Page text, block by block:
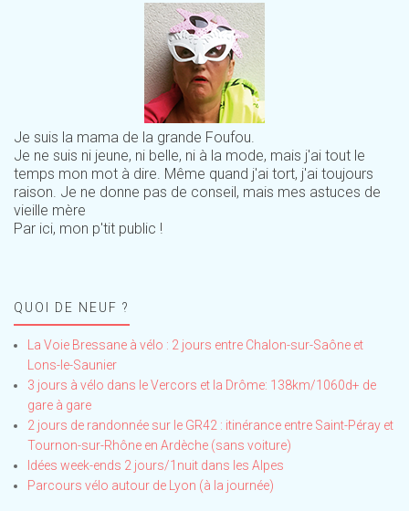
Je suis la mama de la grande Foufou.
Je ne suis ni jeune, ni belle, ni à la mode, mais j'ai tout le
temps mon mot à dire. Même quand j'ai tort, j'ai toujours
raison. Je ne donne pas de conseil, mais mes astuces de
vieille mère
Par ici, mon p'tit public !
QUOI DE NEUF ?
La Voie Bressane à vélo : 2 jours entre Chalon-sur-Saône et
Lons-le-Saunier
3 jours à vélo dans le Vercors et la Drôme: 138km/1060d+ de
gare à gare
2 jours de randonnée sur le GR42 : itinérance entre Saint-Péray et
Tournon-sur-Rhône en Ardèche (sans voiture)
Idées week-ends 2 jours/1nuit dans les Alpes
Parcours vélo autour de Lyon (à la journée)